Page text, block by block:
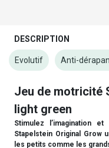
DESCRIPTION
Evolutif Anti-
Jeu de motricité
light green
Stimulez l’imagination
Stapelstein Original Grow
les petits comme les